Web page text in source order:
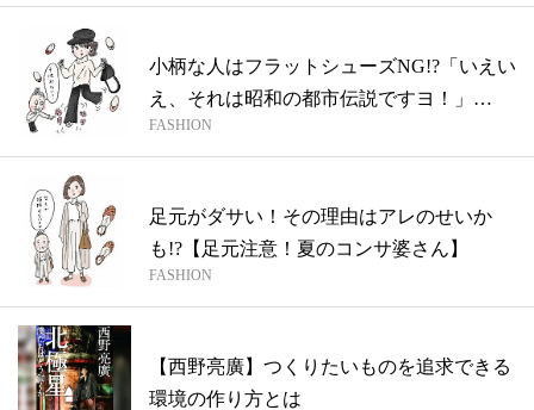
小柄な人はフラットシューズNG!?「いえい
え、それは昭和の都市伝説ですヨ！」
【S...
FASHION
足元がダサい！その理由はアレのせいか
も!?【足元注意！夏のコンサ婆さん】
FASHION
【西野亮廣】つくりたいものを追求できる
環境の作り方とは